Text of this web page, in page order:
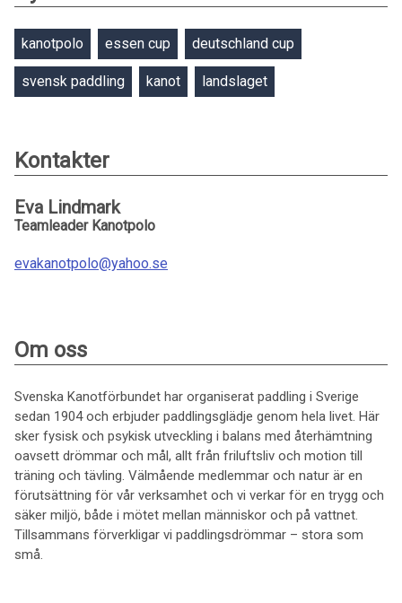
kanotpolo essen cup deutschland cup
svensk paddling kanot landslaget
Kontakter
Eva Lindmark
Teamleader Kanotpolo
evakanotpolo@yahoo.se
Om oss
Svenska Kanotförbundet har organiserat paddling i Sverige
sedan 1904 och erbjuder paddlingsglädje genom hela livet. Här
sker fysisk och psykisk utveckling i balans med återhämtning
oavsett drömmar och mål, allt från friluftsliv och motion till
träning och tävling. Välmående medlemmar och natur är en
förutsättning för vår verksamhet och vi verkar för en trygg och
säker miljö, både i mötet mellan människor och på vattnet.
Tillsammans förverkligar vi paddlingsdrömmar – stora som
små.